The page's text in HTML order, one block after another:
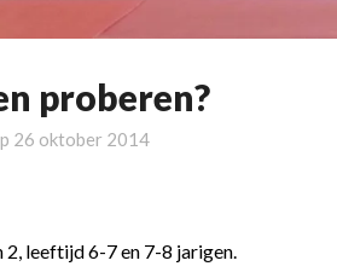
proberen?
26 oktober 2014
2, leeftijd 6-7 en 7-8 jarigen.